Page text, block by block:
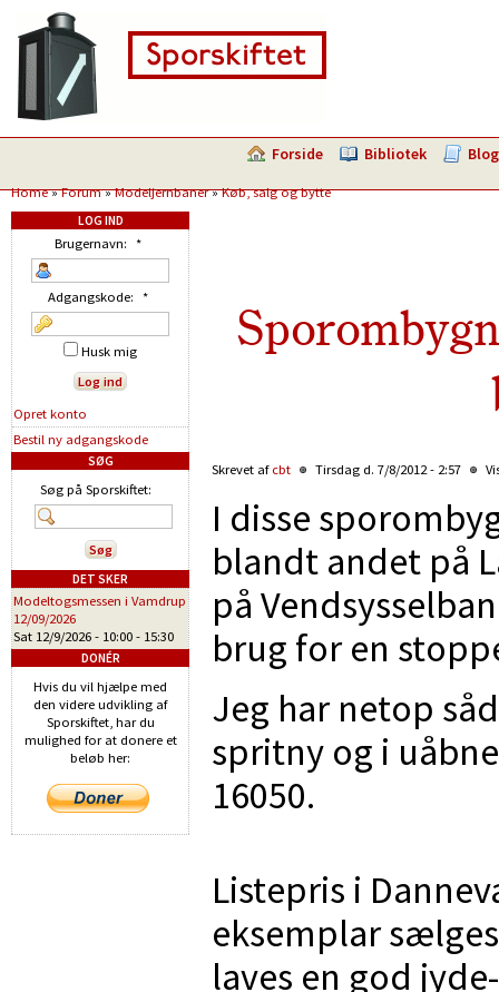
Forside Bibliotek Blog
Home»Forum»Modeljernbaner»Køb, salg og bytte
Skrevet af cbt Tirsdag d. 7/8/2012 - 2:57
I disse
blandt andet på
på
brug for en
Jeg har netop
spritny og i
16050.
Listepris i
eksemplar
laves en god
LOG IND
Brugernavn: *
Adgangskode: *
Husk mig
Opret konto
Bestil ny adgangskode
SØG
Søg på Sporskiftet:
DET SKER
Modeltogsmessen i Vamdrup
12/09/2026
Sat 12/9/2026 - 10:00 - 15:30
DONÉR
Hvis du vil hjælpe med
den videre udvikling af
Sporskiftet, har du
mulighed for at donere et
beløb her: